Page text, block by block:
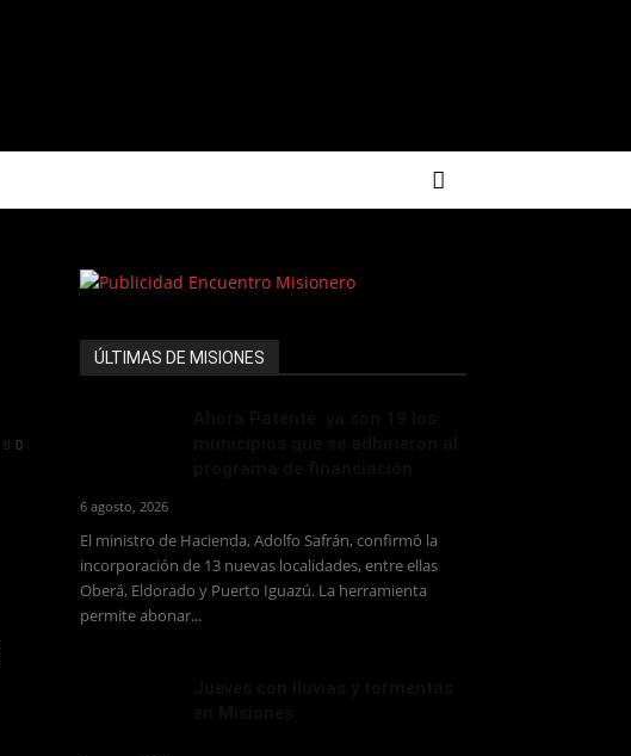
0
ÚLTIMAS DE MISIONES
6 agosto, 2026
El ministro de Hacienda, Adolfo Safrán, confirmó la
incorporación de 13 nuevas localidades, entre ellas
Oberá, Eldorado y Puerto Iguazú. La herramienta
permite abonar...